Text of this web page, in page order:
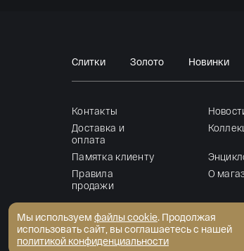
Слитки Золото Новинки
Контакты
Доставка и
оплата
Памятка клиенту
Правила
продажи
О
АКБ "Трансстройбанк" (АО)
Генеральная лицензия ЦБ РФ №2807 от
© Интернет-магазин монет 2026
Мы используем файлы cookie. Продолжая
использовать сайт, вы соглашаетесь с нашей
политикой конфиденциальности